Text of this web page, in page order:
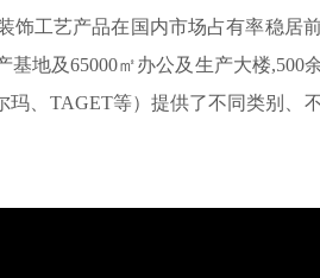
工艺产品在国内市场占有率稳居
地及65000㎡办公及生产大楼,500
、TAGET等）提供了不同类别、